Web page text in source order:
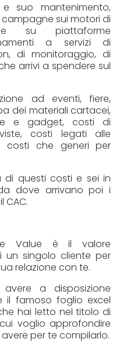
suo mantenimento,
sui motori di
su piattaforme
a servizi di
di monitoraggio, di
arrivi a spendere sul
ad eventi, fiere,
dei materiali cartacei,
e gadget, costi di
costi legati alle
costi che generi per
di questi costi e sei in
dove arrivano poi i
CAC.
Value è il valore
un singolo cliente per
relazione con te.
a disposizione
il famoso foglio excel
hai letto nel titolo di
voglio approfondire
per te compilarlo.